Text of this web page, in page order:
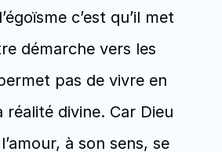
c’est qu’il met
démarche vers les
pas de vivre en
divine. Car Dieu
à son sens, se